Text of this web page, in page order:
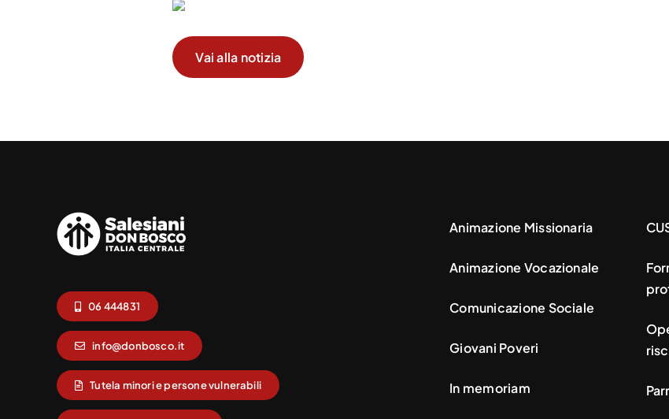
Vai alla notizia
06 444831
info@donbosco.it
Tutela minori e persone vulnerabili
Animazione Missionaria
Animazione Vocazionale
Comunicazione Sociale
Giovani Poveri
In memoriam